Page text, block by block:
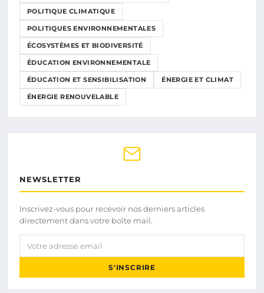
POLITIQUE CLIMATIQUE
POLITIQUES ENVIRONNEMENTALES
ÉCOSYSTÈMES ET BIODIVERSITÉ
ÉDUCATION ENVIRONNEMENTALE
ÉDUCATION ET SENSIBILISATION ÉNERGIE ET CLIMAT
ÉNERGIE RENOUVELABLE
NEWSLETTER
Inscrivez-vous pour recevoir nos derniers articles
directement dans votre boîte mail.
Votre adresse email
S'INSCRIRE